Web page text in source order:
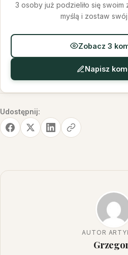
3 osoby już podzieliło się swoim
myślą i zostaw
Zobacz 3
Napisz
Udostępnij:
AUTOR